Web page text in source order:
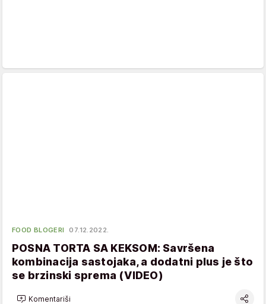
FOOD BLOGERI 07.12.2022.
POSNA TORTA SA KEKSOM: Savršena
kombinacija sastojaka, a dodatni plus je što
se brzinski sprema (VIDEO)
Komentariši